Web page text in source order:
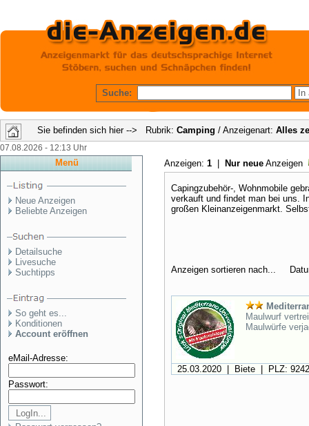
Suche:
Sie befinden sich hier --> Rubrik: Camping / Anzeigenart: Alles
07.08.2026 - 12:13 Uhr
Menü
Neue Anzeigen
Beliebte Anzeigen
Detailsuche
Livesuche
Suchtipps
So geht es...
Konditionen
Account eröffnen
eMail-Adresse:
Passwort:
Anzeigen: 1 Nur neue Anzeigen
Capingzubehör-, Wohnmobile
verkauft und findet man bei uns.
großen Kleinanzeigenmarkt.
Anzeigen sortieren nach...
Maulwurf
Maulwürfe
25.03.2020 | Biete | PLZ: